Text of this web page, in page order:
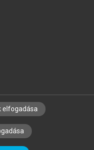
ALAPELVEK
elfogadása